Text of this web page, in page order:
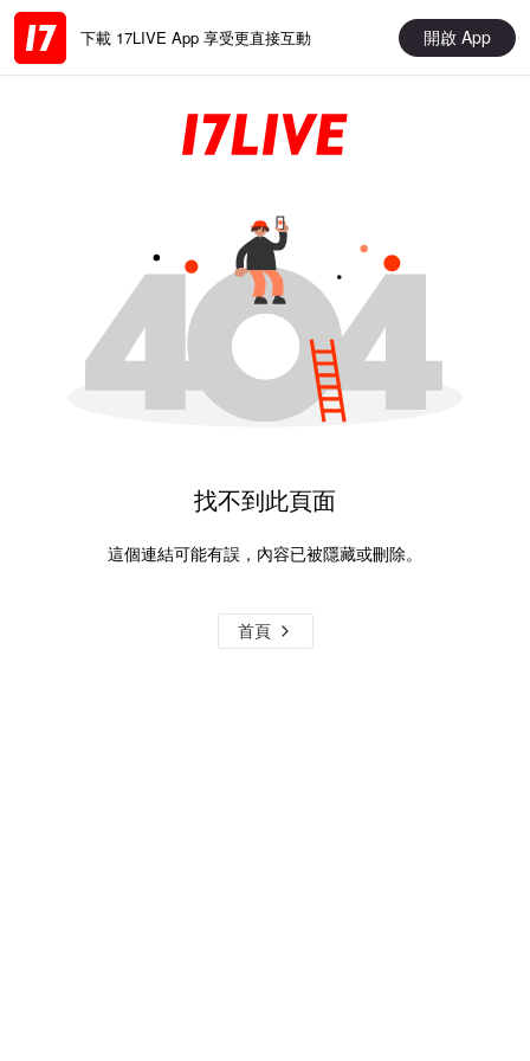
下載 17LIVE App 享受更直接互動 開啟 App
找不到此頁面
這個連結可能有誤，內容已被隱藏或刪除。
首頁